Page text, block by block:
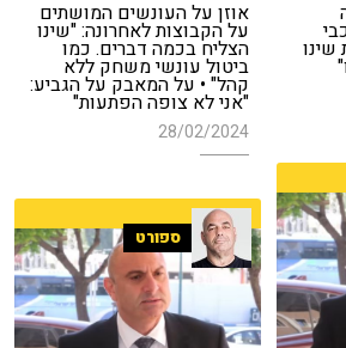
שינו
אוזן על העונשים המושתים
על הקבוצות לאחרונה: "שינו
הצליח בכמה דברים. כמו
ביטול עונשי משחק ללא
קהל" • על המאבק על הגביע:
"אני לא צופה הפתעות"
28/02/2024
ספורט